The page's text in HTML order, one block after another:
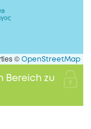
© OpenStreetMap
Bereich zu